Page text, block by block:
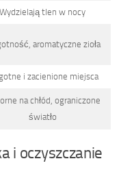
Wydzielają tlen w nocy
aromatyczne zioła
i zacienione miejsca
na chłód, ograniczone
światło
i oczyszczanie